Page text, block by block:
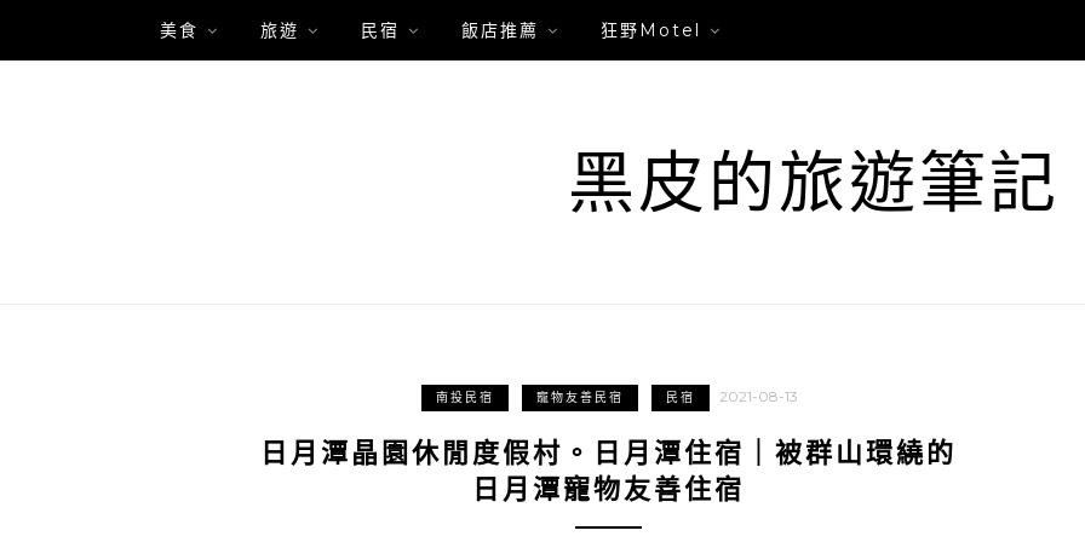
美食 旅遊 民宿 飯店推薦 狂野Motel
黑皮的旅遊筆記
南投民宿 寵物友善民宿 民宿 2021-08-13
日月潭晶園休閒度假村。日月潭住宿｜被群山環繞的
日月潭寵物友善住宿